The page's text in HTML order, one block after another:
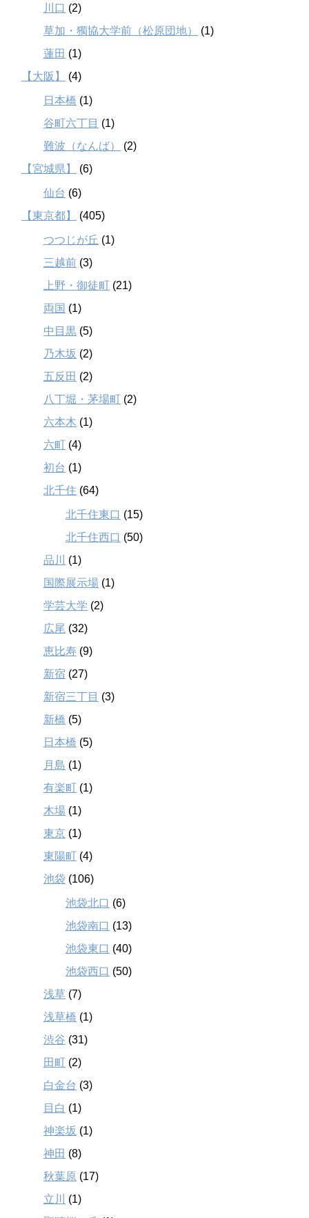
川口 (2)
草加・獨協大学前（松原団地）
(1)
蓮田 (1)
【大阪】
(4)
日本橋 (1)
谷町六丁目 (1)
難波（なんば）
(2)
【宮城県】
(6)
仙台 (6)
【東京都】
(405)
つつじが丘 (1)
三越前 (3)
上野・御徒町 (21)
両国 (1)
中目黒 (5)
乃木坂 (2)
五反田 (2)
八丁堀・茅場町 (2)
六本木 (1)
六町 (4)
初台 (1)
北千住 (64)
北千住東口 (15)
北千住西口 (50)
品川
(1)
国際展示場 (1)
学芸大学 (2)
広尾 (32)
恵比寿 (9)
新宿 (27)
新宿三丁目 (3)
新橋 (5)
日本橋 (5)
月島 (1)
有楽町 (1)
木場 (1)
東京 (1)
東陽町 (4)
池袋 (106)
池袋北口 (6)
池袋南口 (13)
池袋東口 (40)
池袋西口 (50)
浅草 (7)
浅草橋 (1)
渋谷 (31)
田町 (2)
白金台 (3)
目白 (1)
神楽坂 (1)
神田 (8)
秋葉原 (17)
立川
(1)